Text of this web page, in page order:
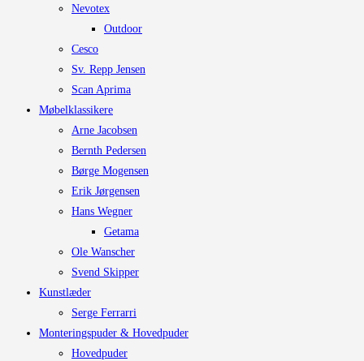
Nevotex
Outdoor
Cesco
Sv. Repp Jensen
Scan Aprima
Møbelklassikere
Arne Jacobsen
Bernth Pedersen
Børge Mogensen
Erik Jørgensen
Hans Wegner
Getama
Ole Wanscher
Svend Skipper
Kunstlæder
Serge Ferrarri
Monteringspuder & Hovedpuder
Hovedpuder